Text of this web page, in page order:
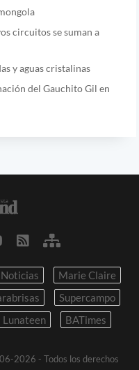
circuitos se suman a
y aguas cristalinas
del Gauchito Gil en
Noticias
Marie Claire
Supercampo
Lunateen BATimes
2026 - Todos los derechos